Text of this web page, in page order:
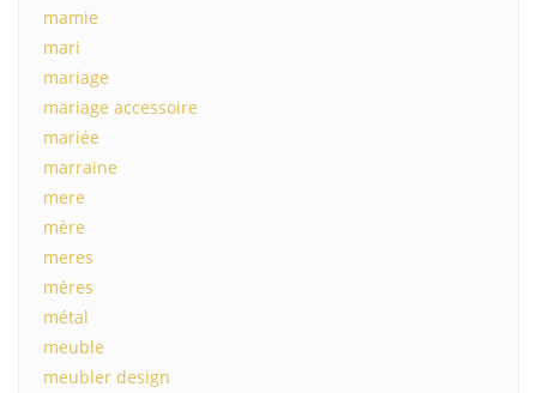
mamie
mari
mariage
mariage accessoire
mariée
marraine
mere
mère
meres
mères
métal
meuble
meubler design